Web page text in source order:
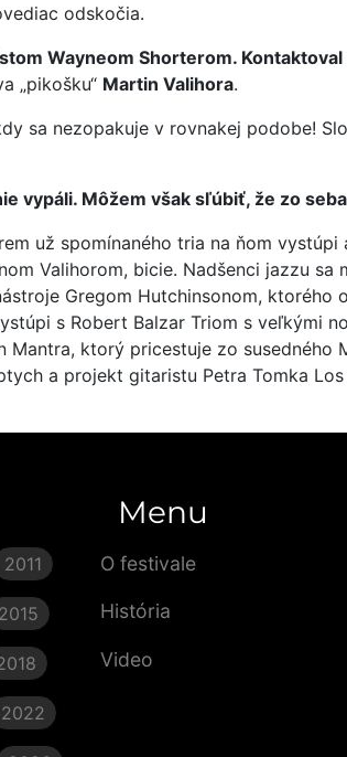
odskočia.
Wayneom Shorterom.
„pikošku“ Martin Valihora.
sa nezopakuje v rovnakej podobe!
vypáli. Môžem však sľúbiť, že zo
už spomínaného tria na ňom
Valihorom, bicie. Nadšenci jazzu
Gregom Hutchinsonom, ktorého
s Robert Balzar Triom s veľkými
ktorý pricestuje zo susedného
a projekt gitaristu Petra Tomka
2011
2015
2022
Menu
O festivale
História
Video